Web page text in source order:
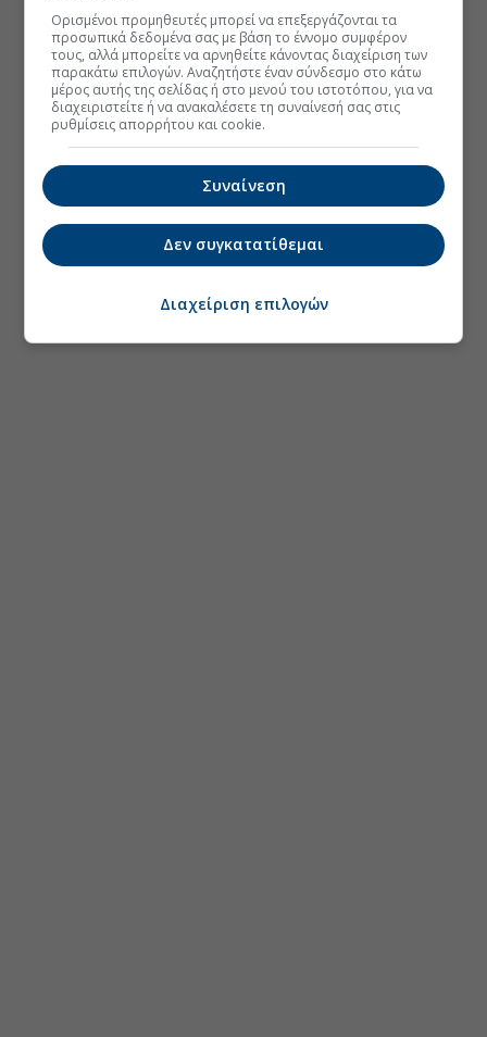
Ορισμένοι προμηθευτές μπορεί να επεξεργάζονται τα
προσωπικά δεδομένα σας με βάση το έννομο συμφέρον
τους, αλλά μπορείτε να αρνηθείτε κάνοντας διαχείριση των
παρακάτω επιλογών. Αναζητήστε έναν σύνδεσμο στο κάτω
μέρος αυτής της σελίδας ή στο μενού του ιστοτόπου, για να
διαχειριστείτε ή να ανακαλέσετε τη συναίνεσή σας στις
ρυθμίσεις απορρήτου και cookie.
Συναίνεση
Δεν συγκατατίθεμαι
Διαχείριση επιλογών